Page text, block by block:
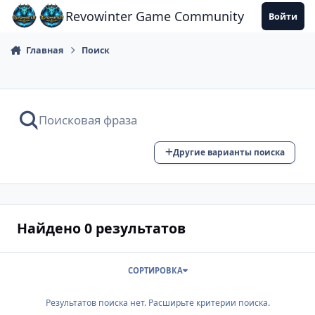
Перейти к содержаниюRevowinter Game Community Войти
Главная Поиск
Другие варианты поиска
Найдено 0 результатов
СОРТИРОВКА
Результатов поиска нет. Расширьте критерии поиска.